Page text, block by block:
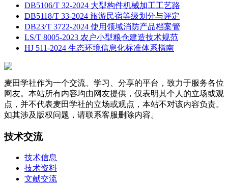
DB5106/T 32-2024 大型构件机械加工工艺路
DB5118/T 33-2024 旅游民宿等级划分与评定
DB23/T 3722-2024 使用领域消防产品档案管
LS/T 8005-2023 农户小型粮仓建造技术规范
HJ 511-2024 生态环境信息化标准体系指南
麦田学社作为一个交流、学习、分享的平台，致力于服务各位
网友。本站所有内容均由网友提供，仅表明其个人的立场或观
点，并不代表麦田学社的立场或观点，本站不对该内容负责。
如其涉及版权问题，请联系客服删除内容。
技术交流
技术信息
技术资料
文献交流